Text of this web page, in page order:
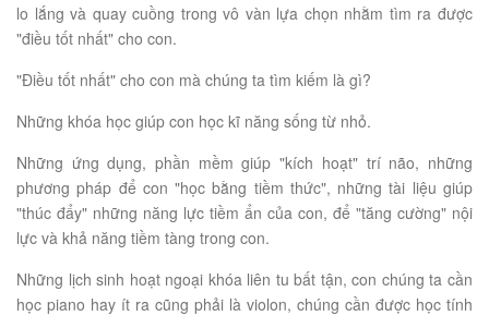
lo lắng và quay cuồng trong vô vàn lựa chọn nhằm tìm ra được
"điều tốt nhất" cho con.
"Điều tốt nhất" cho con mà chúng ta tìm kiếm là gì?
Những khóa học giúp con học kĩ năng sống từ nhỏ.
Những ứng dụng, phần mềm giúp "kích hoạt" trí não, những
phương pháp để con "học bằng tiềm thức", những tài liệu giúp
"thúc đẩy" những năng lực tiềm ẩn của con, để "tăng cường" nội
lực và khả năng tiềm tàng trong con.
Những lịch sinh hoạt ngoại khóa liên tu bất tận, con chúng ta cần
học piano hay ít ra cũng phải là violon, chúng cần được học tính